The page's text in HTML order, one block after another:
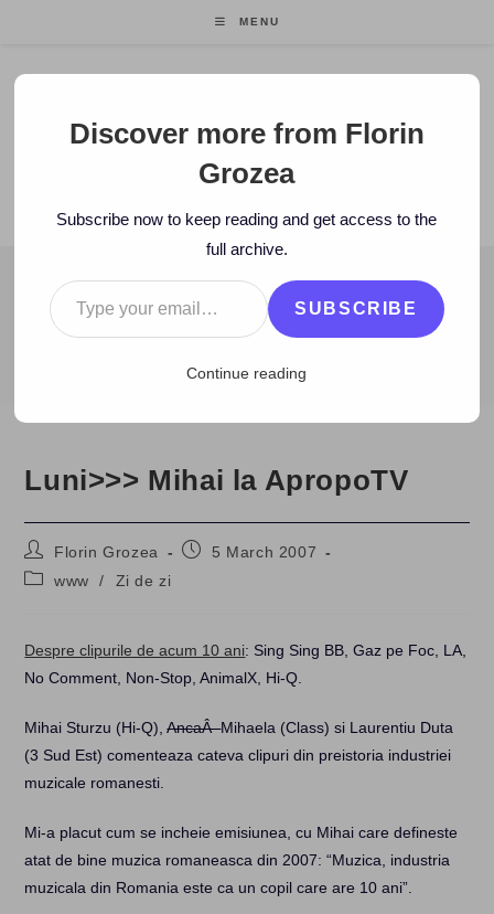
MENU
Florin Grozea
ENTREPRENEUR. FOUNDER/CEO MOCAPP.
BLOG
2007 > March > 5 > Zi de zi Luni>>> Mihai la ApropoTV
Luni>>> Mihai la ApropoTV
Post
author:
Florin Grozea
Post5 March 2007
Postwww / Zi de zi
Despre clipurile de acum 10 ani: Sing Sing BB, Gaz pe Foc, LA,
No Comment, Non-Stop, AnimalX, Hi-Q.
Mihai Sturzu (Hi-Q),AncaÂMihaela (Class) si Laurentiu Duta
(3 Sud Est) comenteaza cateva clipuri din preistoria industriei
muzicale romanesti.
Mi-a placut cum se incheie emisiunea, cu Mihai care defineste
atat de bine muzica romaneasca din 2007: “Muzica, industria
muzicala din Romania este ca un copil care are 10 ani”.
Discover more from Florin
Grozea
Subscribe now to keep reading and get access to the
full archive.
Type your email…
SUBSCRIBE
Continue reading